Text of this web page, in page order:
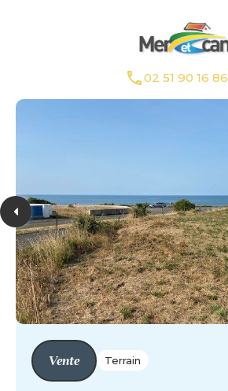
02 51 90 16 86
Vente Terrain